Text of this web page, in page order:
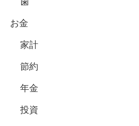
お金
家計
節約
年金
投資